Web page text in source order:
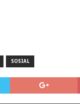
SOSIAL